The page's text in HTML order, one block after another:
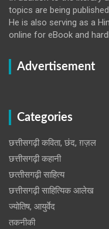
topics are being
He is also serving as a
online for eBook and
Advertisement
Categories
छत्तीसगढ़ी कविता, छंद, ग़ज़ल
छत्तीसगढ़ी कहानी
छत्‍तीसगढ़ी साहित्‍य
छत्तीसगढ़ी साहित्यिक आलेख
ज्योतिष, आयुर्वेद
तकनीकी